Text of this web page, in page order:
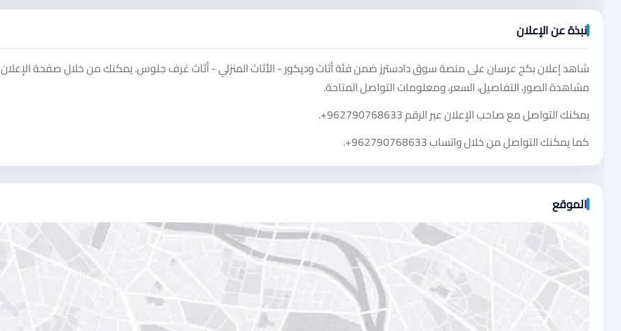
نبذة عن الإعلان
شاهد إعلان بكج عرسان على منصة سوق دادسترز ضمن فئة أثاث وديكور - الأثاث المنزلي - أثاث غرف جلوس. يمكنك من خلال صفحة الإعلان
مشاهدة الصور، التفاصيل، السعر، ومعلومات التواصل المتاحة.
يمكنك التواصل مع صاحب الإعلان عبر الرقم+962790768633
.
كما يمكنك التواصل من خلال واتساب+962790768633
.
الموقع